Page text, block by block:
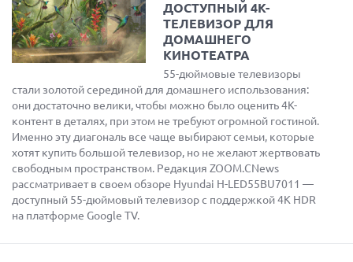
ДОСТУПНЫЙ 4K-
ТЕЛЕВИЗОР ДЛЯ
ДОМАШНЕГО
КИНОТЕАТРА
55-дюймовые телевизоры
стали золотой серединой для домашнего использования:
они достаточно велики, чтобы можно было оценить 4K-
контент в деталях, при этом не требуют огромной гостиной.
Именно эту диагональ все чаще выбирают семьи, которые
хотят купить большой телевизор, но не желают жертвовать
свободным пространством. Редакция ZOOM.CNews
рассматривает в своем обзоре Hyundai H-LED55BU7011 —
доступный 55-дюймовый телевизор с поддержкой 4K HDR
на платформе Google TV.